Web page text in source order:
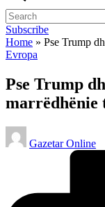
Subscribe
Home » Pse Trump
Posted
Evropa
Pse Trump
marrëdhënie
Posted
by
Gazetar Online